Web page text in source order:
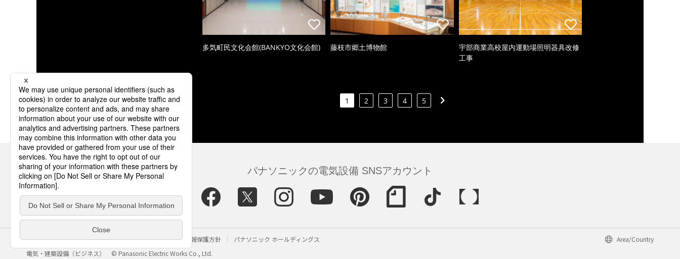
多気町民文化会館(BANKYO文化会館) 藤枝市郷土博物館
宇部商業高校屋内運動場照明器具改修
工事
1 2 3 4 5
パナソニックの電気設備 SNSアカウント
サイトのご利用にあたって クッキーポリシー 個人情報保護方針 パナソニック ホールディングス
Area/Country
電気・建築設備（ビジネス）
© Panasonic Electric Works Co., Ltd.